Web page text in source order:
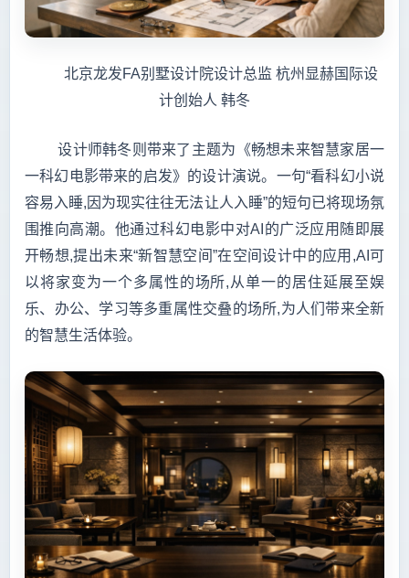
北京龙发FA别墅设计院设计总监 杭州显赫国际设
计创始人 韩冬
设计师韩冬则带来了主题为《畅想未来智慧家居一
一科幻电影带来的启发》的设计演说。一句“看科幻小说
容易入睡,因为现实往往无法让人入睡”的短句已将现场氛
围推向高潮。他通过科幻电影中对AI的广泛应用随即展
开畅想,提出未来“新智慧空间”在空间设计中的应用,AI可
以将家变为一个多属性的场所,从单一的居住延展至娱
乐、办公、学习等多重属性交叠的场所,为人们带来全新
的智慧生活体验。